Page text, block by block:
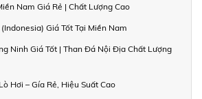
Nam Giá Rẻ | Chất Lượng Cao
Giá Tốt Tại Miền Nam
Ninh Giá Tốt | Than Đá Nội Địa Chất Lượng
Hơi – Gía Rẻ, Hiệu Suất Cao